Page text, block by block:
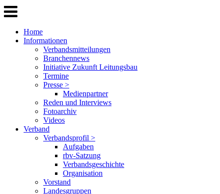
Home
Informationen
Verbandsmitteilungen
Branchennews
Initiative Zukunft Leitungsbau
Termine
Presse >
Medienpartner
Reden und Interviews
Fotoarchiv
Videos
Verband
Verbandsprofil >
Aufgaben
rbv-Satzung
Verbandsgeschichte
Organisation
Vorstand
Landesgruppen